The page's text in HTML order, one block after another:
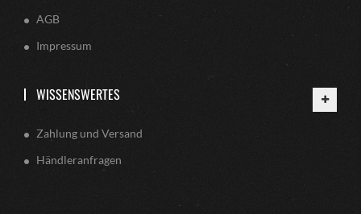
AGB
Impressum
WISSENSWERTES
Zahlung und Versand
Händleranfragen